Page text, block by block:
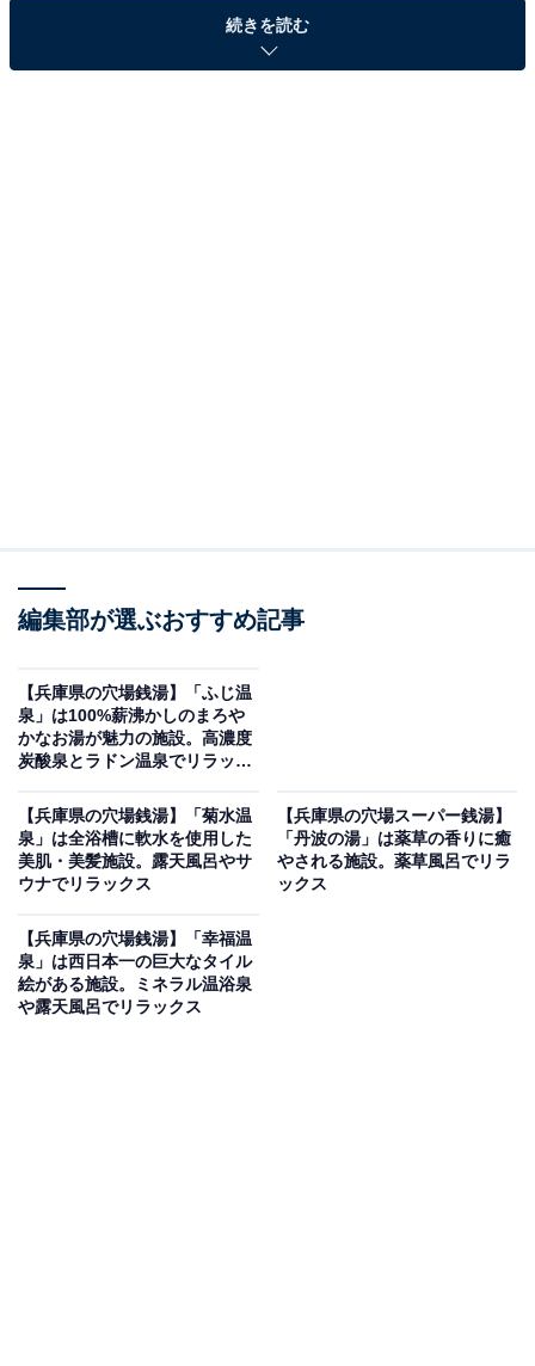
ムは、何物にも代えがたい時間ですよね。しかし、近年
では高い人気をほこる施設も多く、どこに行けばよいか
らしの中にあふれる「なぜ？」「どうして？」を分かりやすく伝え
るAll About発のニュースメディアです。お金や仕事、恋愛、ITに関
※本記事で紹介している商品の購入やサービスの利用により、売上の一部が
オールアバウトに還元されることがあります。
「東光湯」は昭和35年創業、トルマリン風呂・ゲ
昭和35年に創業し、60年以上にわたり地域に親しまれて
きた淡路島・洲本市の老舗銭湯。マイナスイオンと遠赤
を促すゲルマニウム風呂の2種類の湯船を完備。水風呂
（18℃）とサウナ室（45〜50℃）も揃い、銭湯サウナが
楽しめます。昭和レトロな懐かしい雰囲気の施設で、お
続きを読む
編集部が選ぶおすすめ記事
【兵庫県の穴場銭湯】「ふじ温
泉」は100%薪沸かしのまろや
かなお湯が魅力の施設。高濃度
炭酸泉とラドン温泉でリラック
【兵庫県の穴場銭湯】「菊水温
泉」は全浴槽に軟水を使用した
美肌・美髪施設。露天風呂やサ
ウナでリラックス
【兵庫県の穴場スーパー銭湯】
「丹波の湯」は薬草の香りに癒
やされる施設。薬草風呂でリラ
ックス
【兵庫県の穴場銭湯】「幸福温
泉」は西日本一の巨大なタイル
絵がある施設。ミネラル温浴泉
や露天風呂でリラックス